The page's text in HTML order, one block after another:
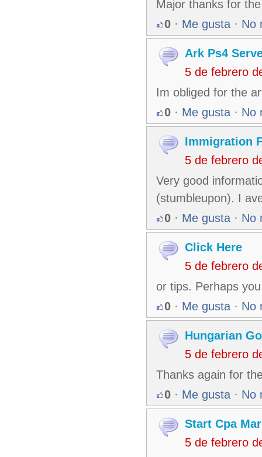
Major thanks for
0 · Me gusta · No
Ark Ps4
5 de febrero
Im obliged for the
0 · Me gusta · No
Immigration
5 de febrero
Very good
(stumbleupon). I
0 · Me gusta · No
Click Here
5 de febrero
or tips. Perhaps
0 · Me gusta · No
Hungarian
5 de febrero
Thanks again for
0 · Me gusta · No
Start Cpa
5 de febrero